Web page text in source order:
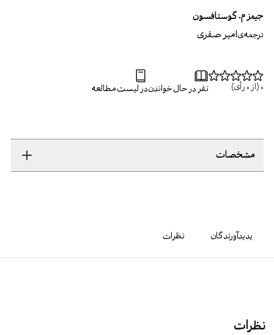
جیمز م. گوستافسون
ترجمه‌یامیر صفری
0 (از 0 رأی) نفر در حال خواندندر لیست مطالعه
مشخصات
پدیدآورندگان نظرات
نظرات